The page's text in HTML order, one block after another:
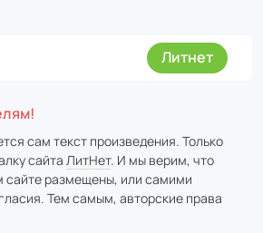
Литнет
сам текст произведения. Только
сайта ЛитНет. И мы верим, что
сайте размещены, или самими
Тем самым, авторские права